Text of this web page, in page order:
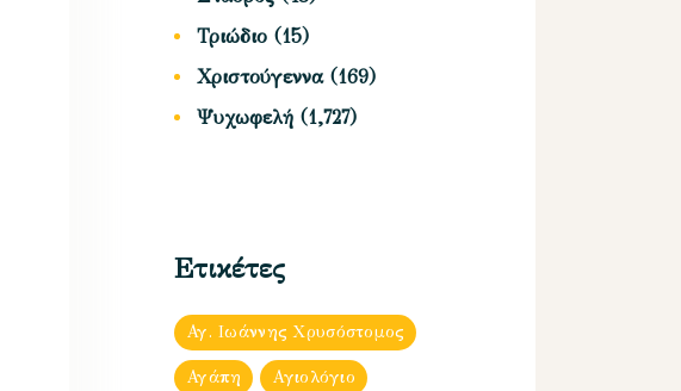
Τριώδιο (15)
Χριστούγεννα(169)
Ψυχωφελή (1,727)
Ετικέτες
Αγ. Ιωάννης Χρυσόστομος
Αγάπη Αγιολόγιο